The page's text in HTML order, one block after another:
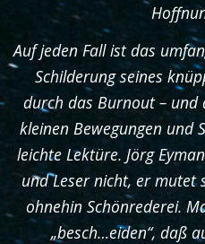
Auf jeden Fall ist das
Schilderung seines
durch das Burnout – und
kleinen Bewegungen und
leichte Lektüre. Jörg
und Leser nicht, er mutet
ohnehin Schönrederei.
„besch…eiden“, daß